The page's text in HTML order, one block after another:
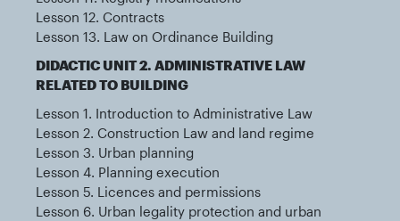
Lesson 12. Contracts
Lesson 13. Law on Ordinance Building
DIDACTIC UNIT 2. ADMINISTRATIVE LAW
RELATED TO BUILDING
Lesson 1. Introduction to Administrative Law
Lesson 2. Construction Law and land regime
Lesson 3. Urban planning
Lesson 4. Planning execution
Lesson 5. Licences and permissions
Lesson 6. Urban legality protection and urban